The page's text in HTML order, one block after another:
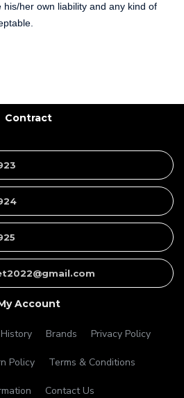
her own liability and any kind of
Contract
Account
Brands Privacy Policy
Policy Terms & Conditions
Contact Us